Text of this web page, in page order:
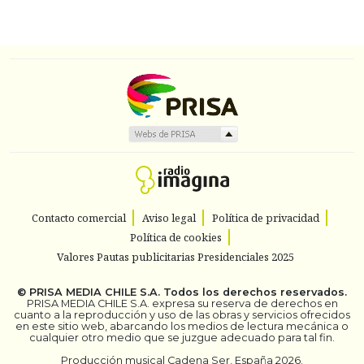
Contacto comercial Aviso legal
Política de privacidad
Política de cookies
Valores Pautas publicitarias Presidenciales 2025
© PRISA MEDIA CHILE S.A. Todos los derechos reservados.
PRISA MEDIA CHILE S.A. expresa su reserva de derechos en
cuanto a la reproducción y uso de las obras y servicios ofrecidos
en este sitio web, abarcando los medios de lectura mecánica o
cualquier otro medio que se juzgue adecuado para tal fin.
Producción musical Cadena Ser, España 2026.